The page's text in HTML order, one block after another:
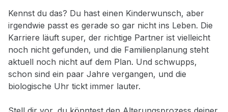
Kennst du das? Du hast einen Kinderwunsch, aber
irgendwie passt es gerade so gar nicht ins Leben. Die
Karriere läuft super, der richtige Partner ist vielleicht
noch nicht gefunden, und die Familienplanung steht
aktuell noch nicht auf dem Plan. Und schwupps,
schon sind ein paar Jahre vergangen, und die
biologische Uhr tickt immer lauter.